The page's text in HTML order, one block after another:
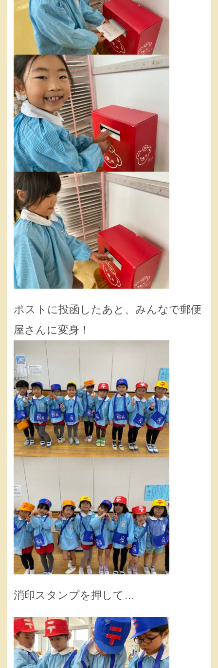
ポストに投函したあと、みんなで郵便
屋さんに変身！
消印スタンプを押して…